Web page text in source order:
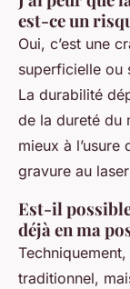
est-ce un
Oui, c’est une
superficielle ou
La durabilité
de la dureté du
mieux à l’usure
gravure au
Est-il
déjà en ma
traditionnel,